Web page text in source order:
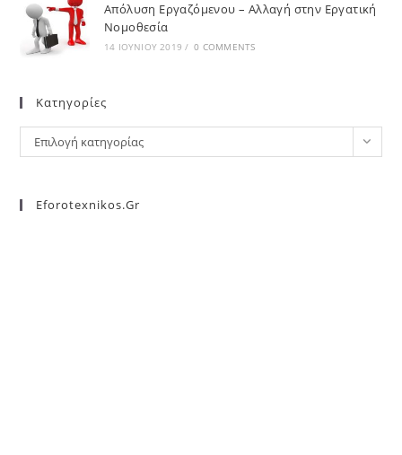
Απόλυση Εργαζόμενου – Αλλαγή στην Εργατική
Νομοθεσία
14 ΙΟΥΝΊΟΥ 2019 / 0 COMMENTS
Kατηγορίες
Επιλογή κατηγορίας
Eforotexnikos.gr